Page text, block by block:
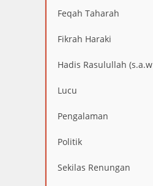
Feqah Taharah
Fikrah Haraki
Hadis Rasulullah (s.a.w
Lucu
Pengalaman
Politik
Sekilas Renungan